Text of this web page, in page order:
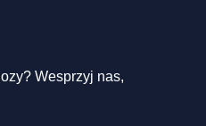
Wesprzyj nas,